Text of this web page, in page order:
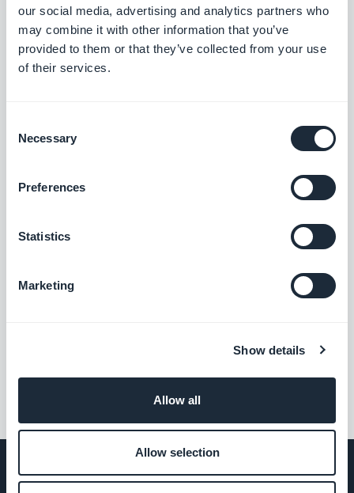
our social media, advertising and analytics partners who
may combine it with other information that you’ve
provided to them or that they’ve collected from your use
of their services.
Selection
Necessary
Preferences
Statistics
Marketing
Show details
Allow all
Allow selection
unsere Branche. Wenn ein Artikel bei Ihnen eine
Frage, eine Idee oder ein Feedback auslöst,
lassen Sie uns in den Kommentaren darüber